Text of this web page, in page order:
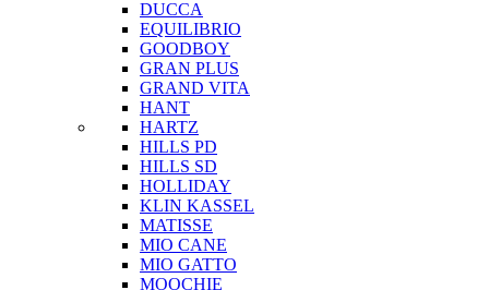
DUCCA
EQUILIBRIO
GOODBOY
GRAN PLUS
GRAND VITA
HANT
HARTZ
HILLS PD
HILLS SD
HOLLIDAY
KLIN KASSEL
MATISSE
MIO CANE
MIO GATTO
MOOCHIE